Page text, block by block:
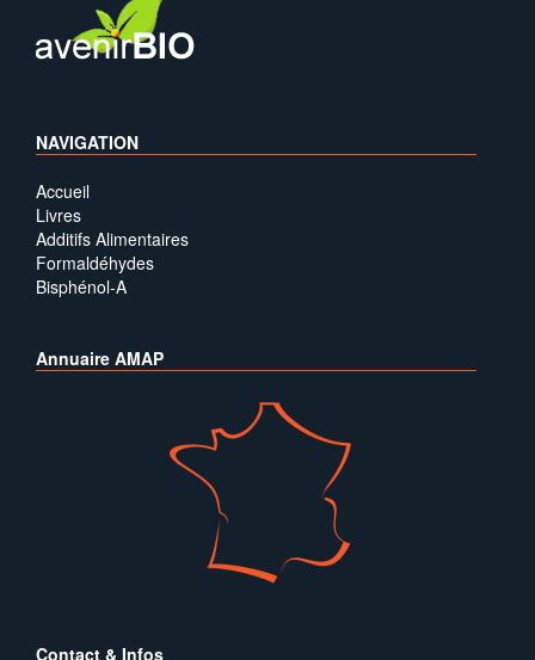
NAVIGATION
Accueil
Livres
Additifs Alimentaires
Formaldéhydes
Bisphénol-A
Annuaire AMAP
Contact & Infos